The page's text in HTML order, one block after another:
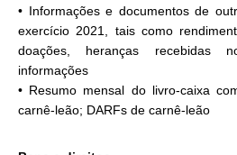
• Informações e documentos de
exercício 2021, tais como
doações, heranças recebidas
informações
• Resumo mensal do livro-caixa
carnê-leão; DARFs de carnê-leão